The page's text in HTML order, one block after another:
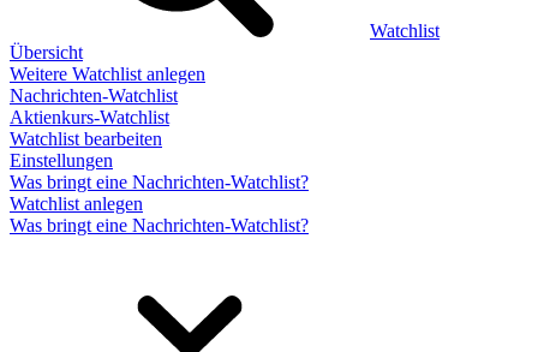
Watchlist
Übersicht
Weitere Watchlist anlegen
Nachrichten-Watchlist
Aktienkurs-Watchlist
Watchlist bearbeiten
Einstellungen
Was bringt eine Nachrichten-Watchlist?
Watchlist anlegen
Was bringt eine Nachrichten-Watchlist?